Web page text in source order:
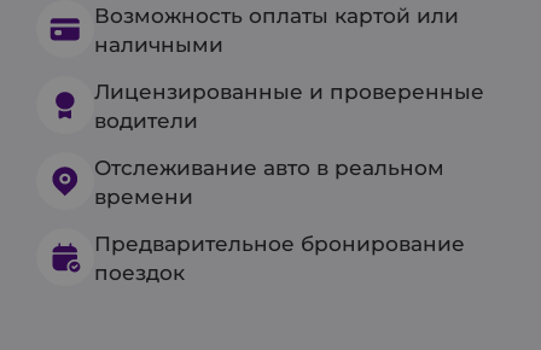
Возможность оплаты картой или
наличными
Лицензированные и проверенные
водители
Отслеживание авто в реальном
времени
Предварительное бронирование
поездок